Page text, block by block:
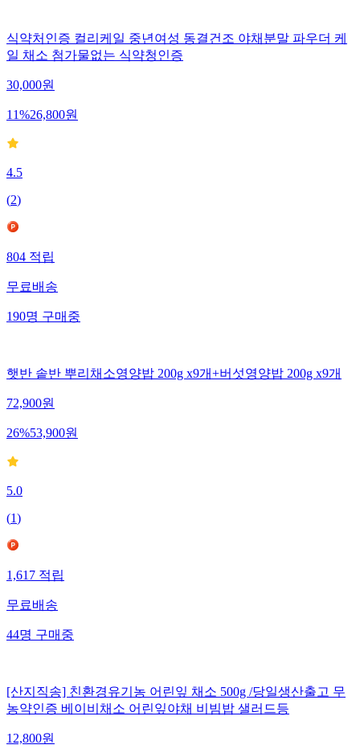
식약처인증 컬리케일 중년여성 동결건조 야채분말 파우더 케
일 채소 첨가물없는 식약청인증
30,000원
11%26,800원
4.5
(2)
804 적립
무료배송
190명 구매중
햇반 솥반 뿌리채소영양밥 200g x9개+버섯영양밥 200g x9개
72,900원
26%53,900원
5.0
(1)
1,617 적립
무료배송
44명 구매중
[산지직송] 친환경유기농 어린잎 채소 500g /당일생산출고 무
농약인증 베이비채소 어린잎야채 비빔밥 샐러드등
12,800원